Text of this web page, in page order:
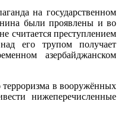
на государственном
были проявлены и во
считается преступлением
его трупом получает
азербайджанском
терроризма в вооружённых
нижеперечисленные